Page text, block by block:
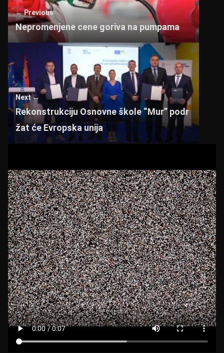
p
o
k
← Previous
Nepromenjene cene goriva na pumpama
Next →
Rekonstrukciju Osnovne škole “Mur” podr
žat će Evropska unija